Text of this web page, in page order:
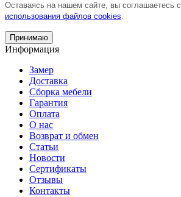
Оставаясь на нашем сайте, вы соглашаетесь с
использования файлов cookies.
Принимаю
Информация
Замер
Доставка
Сборка мебели
Гарантия
Оплата
О нас
Возврат и обмен
Статьи
Новости
Сертификаты
Отзывы
Контакты